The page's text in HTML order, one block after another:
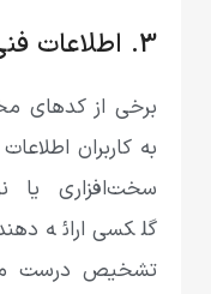
3. اطلاعات فنی:
برخی از کدهای
به کاربران
سخت‌افزاری یا
گلکسی ارائه
تشخیص درست